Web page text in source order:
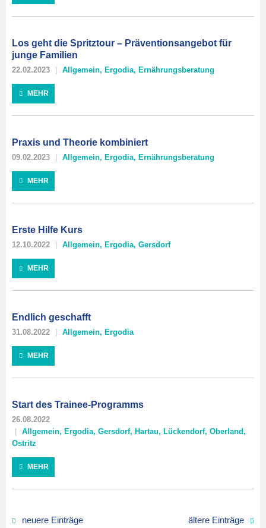
Los geht die Spritztour – Präventionsangebot für
junge Familien
22.02.2023 Allgemein, Ergodia, Ernährungsberatung
MEHR
Praxis und Theorie kombiniert
09.02.2023 Allgemein, Ergodia, Ernährungsberatung
MEHR
Erste Hilfe Kurs
12.10.2022 Allgemein, Ergodia, Gersdorf
MEHR
Endlich geschafft
31.08.2022 Allgemein, Ergodia
MEHR
Start des Trainee-Programms
26.08.2022
Allgemein, Ergodia, Gersdorf, Hartau, Lückendorf, Oberland,
Ostritz
MEHR
neuere Einträge ältere Einträge